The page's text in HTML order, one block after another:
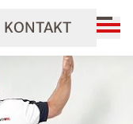
KONTAKT